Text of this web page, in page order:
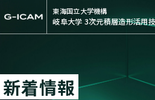
東海国立大学機構
岐阜大学 3次元積層造形活用
新着情報